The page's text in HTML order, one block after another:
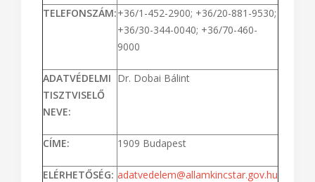
TELEFONSZÁM:+36/1-452-2900; +36/20-881-9530;
+36/30-344-0040; +36/70-460-
9000
ADATVÉDELMI
TISZTVISELŐ
NEVE:
Dr. Dobai Bálint
CÍME: 1909 Budapest
ELÉRHETŐSÉG: adatvedelem@allamkincstar.gov.hu